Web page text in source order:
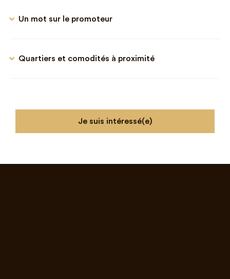
Un mot sur le promoteur
Quartiers et comodités à proximité
Je suis intéressé(e)